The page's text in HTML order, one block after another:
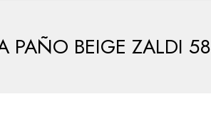
PAÑO BEIGE ZALDI 58